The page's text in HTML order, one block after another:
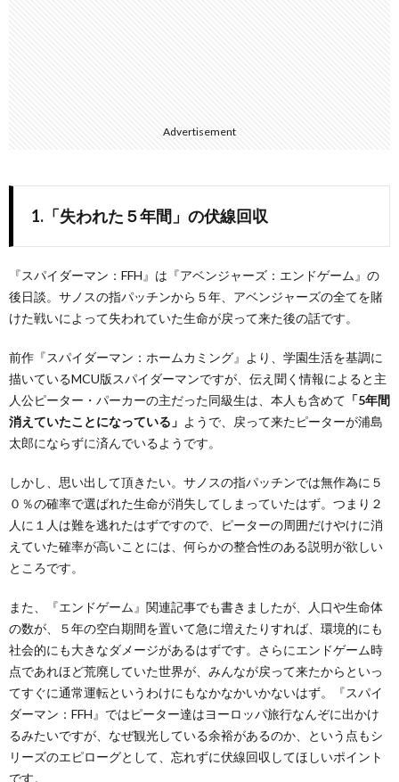
Advertisement
1.「失われた５年間」の伏線回収
『スパイダーマン：FFH』は『アベンジャーズ：エンドゲーム』の
後日談。サノスの指パッチンから５年、アベンジャーズの全てを賭
けた戦いによって失われていた生命が戻って来た後の話です。
前作『スパイダーマン：ホームカミング』より、学園生活を基調に
描いているMCU版スパイダーマンですが、伝え聞く情報によると主
人公ピーター・パーカーの主だった同級生は、本人も含めて 「5年間
消えていたことになっている」 ようで、戻って来たピーターが浦島
太郎にならずに済んでいるようです。
しかし、思い出して頂きたい。サノスの指パッチンでは無作為に５
０％の確率で選ばれた生命が消失してしまっていたはず。つまり２
人に１人は難を逃れたはずですので、ピーターの周囲だけやけに消
えていた確率が高いことには、何らかの整合性のある説明が欲しい
ところです。
また、『エンドゲーム』関連記事でも書きましたが、人口や生命体
の数が、５年の空白期間を置いて急に増えたりすれば、環境的にも
社会的にも大きなダメージがあるはずです。さらにエンドゲーム時
点であれほど荒廃していた世界が、みんなが戻って来たからといっ
てすぐに通常運転というわけにもなかなかいかないはず。『スパイ
ダーマン：FFH』ではピーター達はヨーロッパ旅行なんぞに出かけ
るみたいですが、なぜ観光している余裕があるのか、という点もシ
リーズのエピローグとして、忘れずに伏線回収してほしいポイント
です。